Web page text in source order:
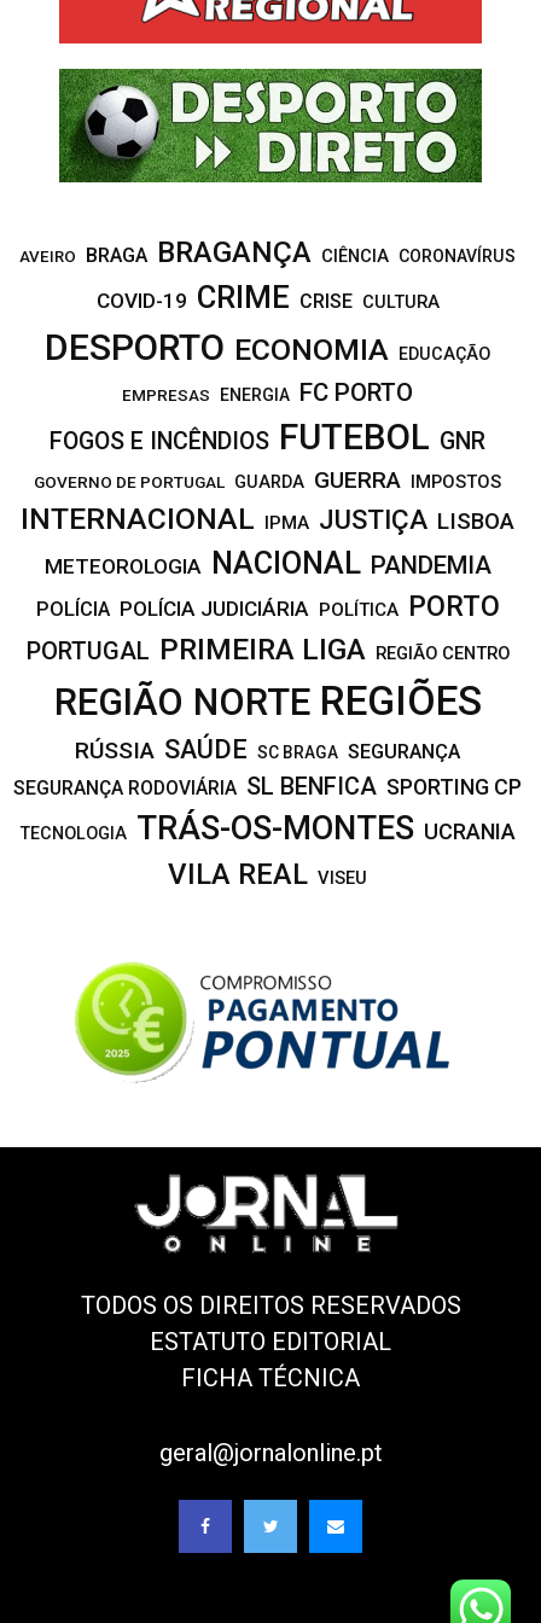
AVEIRO BRAGA BRAGANÇA CIÊNCIA CORONAVÍRUS
COVID-19 CRIME CRISE CULTURA
DESPORTO ECONOMIA EDUCAÇÃO
EMPRESAS ENERGIA FC PORTO
FOGOS E INCÊNDIOS FUTEBOL GNR
GOVERNO DE PORTUGAL GUARDA GUERRA IMPOSTOS
INTERNACIONAL IPMA JUSTIÇA LISBOA
METEOROLOGIA NACIONAL PANDEMIA
POLÍCIA POLÍCIA JUDICIÁRIA POLÍTICA PORTO
PORTUGAL PRIMEIRA LIGA REGIÃO CENTRO
REGIÃO NORTE REGIÕES
RÚSSIA SAÚDE SC BRAGA SEGURANÇA
SEGURANÇA RODOVIÁRIA SL BENFICA SPORTING CP
TECNOLOGIA TRÁS-OS-MONTES UCRANIA
VILA REAL VISEU
TODOS OS DIREITOS RESERVADOS
ESTATUTO EDITORIAL
FICHA TÉCNICA
geral@jornalonline.pt